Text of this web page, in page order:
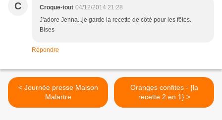
C Croque-tout 04/12/2014 21:28
J'adore Jenna...je garde la recette de côté pour les fêtes.
Bises
Répondre
< Journée presse Maison
Malartre
Oranges confites - {la
recette 2 en 1} >